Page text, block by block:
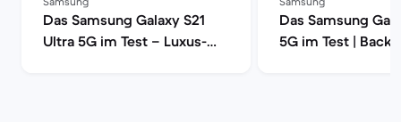
Das Samsung Galaxy S21
Ultra 5G im Test – Luxus-
Das Samsung
5G im Test | Back